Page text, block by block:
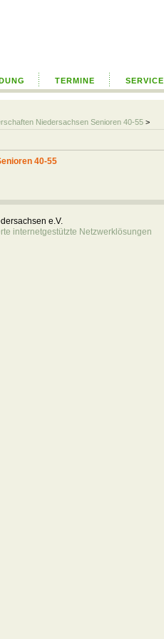
TERMINE SERVICE
Niedersachsen Senioren 40-55 >
40-55
e.V.
internetgestützte Netzwerklösungen